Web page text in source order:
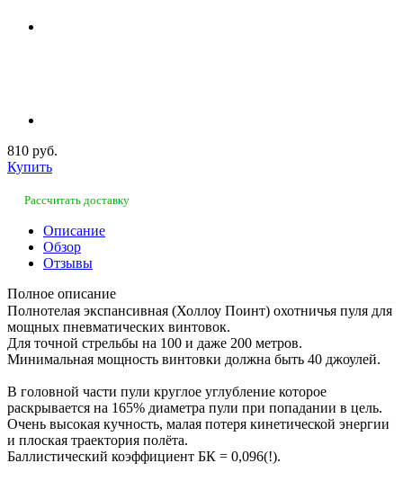
810 руб.
Купить
Рассчитать доставку
Описание
Обзор
Отзывы
Полное описание
Полнотелая экспансивная (Холлоу Поинт) охотничья пуля для
мощных пневматических винтовок.
Для точной стрельбы на 100 и даже 200 метров.
Минимальная мощность винтовки должна быть 40 джоулей.
В головной части пули круглое углубление которое
раскрывается на 165% диаметра пули при попадании в цель.
Очень высокая кучность, малая потеря кинетической энергии
и плоская траектория полёта.
Баллистический коэффициент БК = 0,096(!).